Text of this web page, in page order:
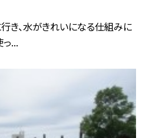
き、水がきれいになる仕組みに
...